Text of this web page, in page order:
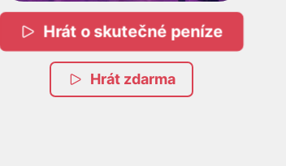
Hrát o skutečné peníze
Hrát zdarma